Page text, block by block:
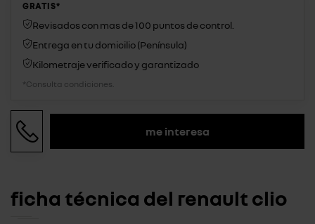
GRATIS*
Revisados con mas de 100 puntos de control.
Entrega en tu domicilio (Península)
Kilometraje verificado y garantizado
*Consulta condiciones.
me interesa
ficha técnica del renault clio